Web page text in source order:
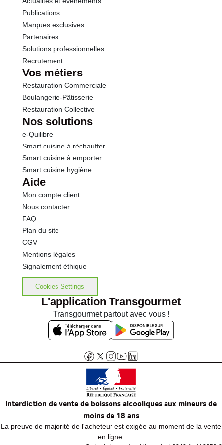
Publications
Marques exclusives
Partenaires
Solutions professionnelles
Recrutement
Vos métiers
Restauration Commerciale
Boulangerie-Pâtisserie
Restauration Collective
Nos solutions
e-Quilibre
Smart cuisine à réchauffer
Smart cuisine à emporter
Smart cuisine hygiène
Aide
Mon compte client
Nous contacter
FAQ
Plan du site
CGV
Mentions légales
Signalement éthique
Cookies Settings
L'application Transgourmet
Transgourmet partout avec vous !
Interdiction de vente de boissons alcooliques aux mineurs de
moins de 18 ans
La preuve de majorité de l'acheteur est exigée au moment de la vente
en ligne.